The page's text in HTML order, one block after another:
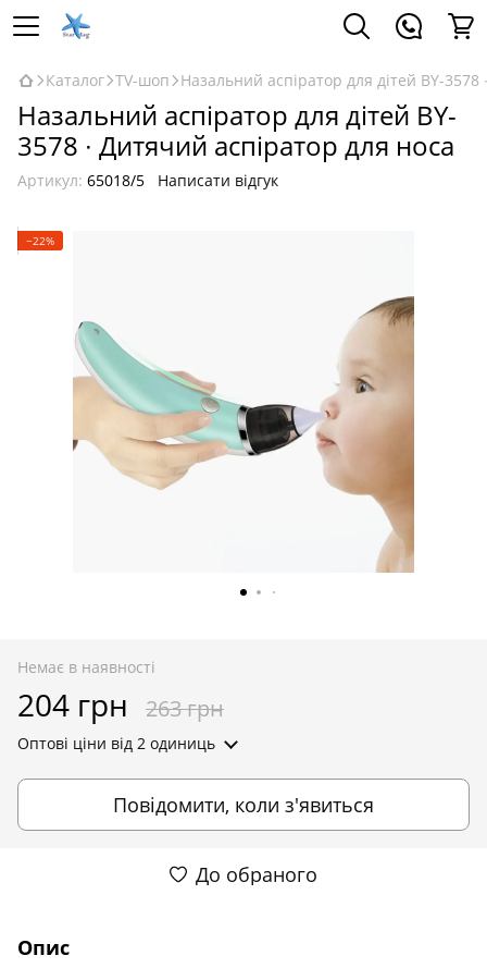
Каталог TV-шоп Назальний аспіратор для дітей BY-
Назальний аспіратор для дітей BY-
3578 ∙ Дитячий аспіратор для носа
Артикул: 65018/5 Написати відгук
−22%
Немає в наявності
204 грн 263 грн
Оптові ціни від 2 одиниць
Повідомити, коли з'явиться
До обраного
Опис